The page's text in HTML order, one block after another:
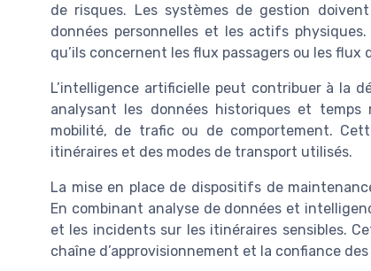
de risques. Les systèmes de gestion
données personnelles et les actifs
qu’ils concernent les flux passagers ou les flux
L’intelligence artificielle peut contribuer à la
analysant les données historiques et
mobilité, de trafic ou de comportement.
itinéraires et des modes de transport utilisés.
La mise en place de dispositifs de
En combinant analyse de données et
et les incidents sur les itinéraires sensibles.
chaîne d’approvisionnement et la confiance